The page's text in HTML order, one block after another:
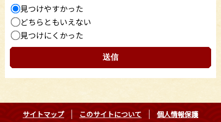
見つけやすかった
どちらともいえない
見つけにくかった
サイトマップ このサイトについて
個人情報保護